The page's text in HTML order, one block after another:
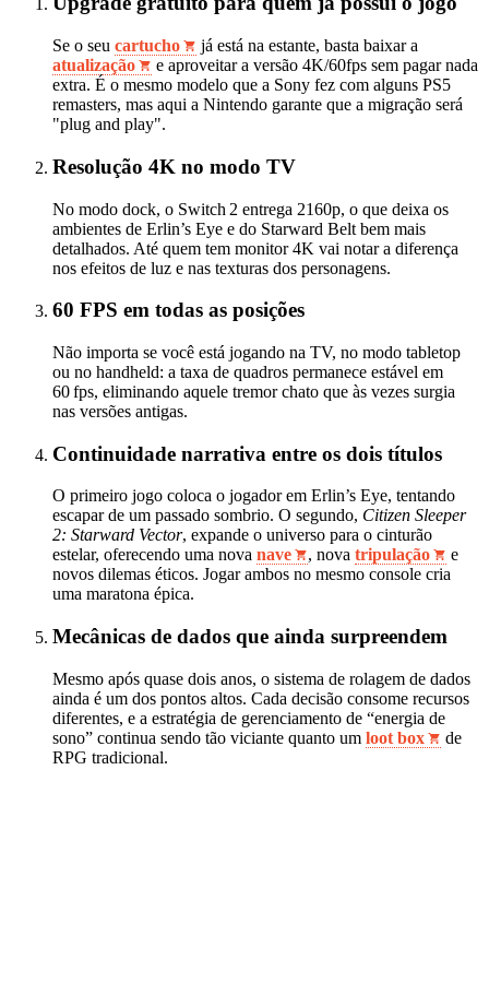
Se o seu cartucho
já está na estante, basta baixar a
atualização
e aproveitar a versão 4K/60fps sem pagar nada
extra. É o mesmo modelo que a Sony fez com alguns PS5
remasters, mas aqui a Nintendo garante que a migração será
"plug and play".
Resolução 4K no modo TV
No modo dock, o Switch 2 entrega 2160p, o que deixa os
ambientes de Erlin’s Eye e do Starward Belt bem mais
detalhados. Até quem tem monitor 4K vai notar a diferença
nos efeitos de luz e nas texturas dos personagens.
60 FPS em todas as posições
Não importa se você está jogando na TV, no modo tabletop
ou no handheld: a taxa de quadros permanece estável em
60 fps, eliminando aquele tremor chato que às vezes surgia
nas versões antigas.
Continuidade narrativa entre os dois títulos
O primeiro jogo coloca o jogador em Erlin’s Eye, tentando
escapar de um passado sombrio. O segundo, Citizen Sleeper
2: Starward Vector, expande o universo para o cinturão
estelar, oferecendo uma nova nave , nova tripulação
e
novos dilemas éticos. Jogar ambos no mesmo console cria
uma maratona épica.
Mecânicas de dados que ainda surpreendem
Mesmo após quase dois anos, o sistema de rolagem de dados
ainda é um dos pontos altos. Cada decisão consome recursos
diferentes, e a estratégia de gerenciamento de “energia de
sono” continua sendo tão viciante quanto um loot box
de
RPG tradicional.